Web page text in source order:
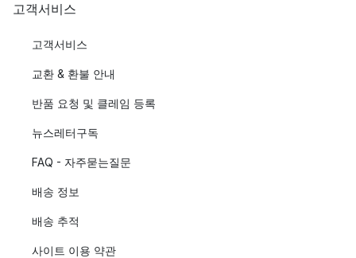
고객서비스
고객서비스
교환 & 환불 안내
반품 요청 및 클레임 등록
뉴스레터구독
FAQ - 자주묻는질문
배송 정보
배송 추적
사이트 이용 약관